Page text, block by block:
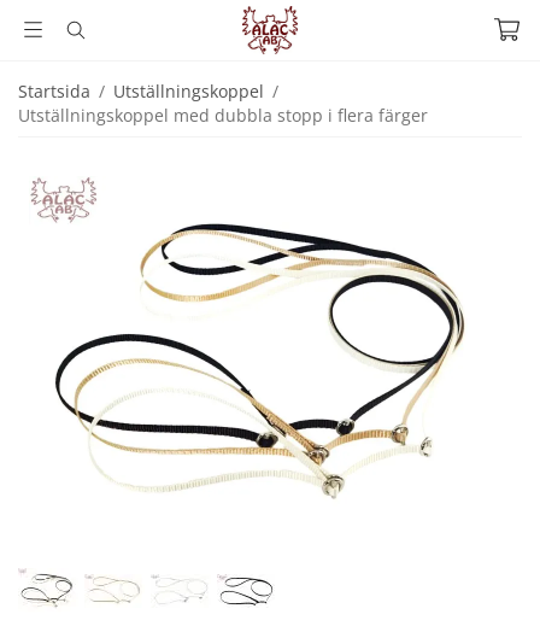
Startsida / Utställningskoppel /
Utställningskoppel med dubbla stopp i flera färger